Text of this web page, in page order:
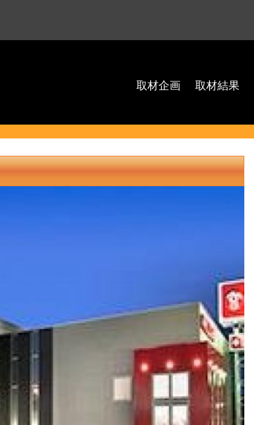
取材企画 取材結果